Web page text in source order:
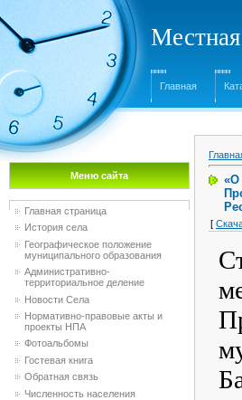
Главная
Меню сайта
Главная страница
История села
Географическое положение
муниципального образования
Административно-
территориальное деление
Новости Села
Нормативно-правовые акты и
проекты НПА
Фотоальбомы
Гостевая книга
Обратная связь
Численность населения
«О
[